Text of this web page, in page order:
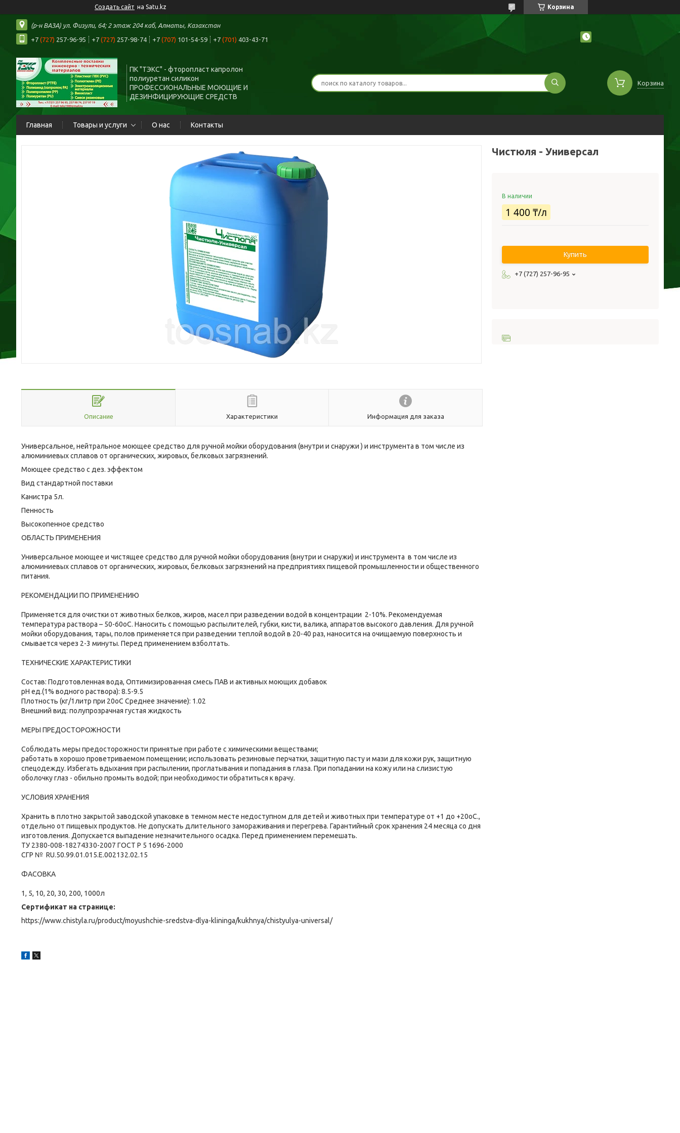
Создать сайт на Satu.kz Корзина
(р-н ВАЗА) ул. Физули, 64; 2 этаж 204 каб, Алматы, Казахстан
+7 (727) 257-96-95 +7 (727) 257-98-74 +7 (707) 101-54-59 +7 (701) 403-43-71
ПК "ТЭКС" - фторопласт капролон
полиуретан силикон
ПРОФЕССИОНАЛЬНЫЕ МОЮЩИЕ И
ДЕЗИНФИЦИРУЮЩИЕ СРЕДСТВ
Корзина
Главная Товары и услуги О нас Контакты
Описание Характеристики Информация для заказа
Универсальное, нейтральное моющее средство для ручной мойки оборудования (внутри и снаружи ) и инструмента в том числе из
алюминиевых сплавов от органических, жировых, белковых загрязнений.
Моющее средство с дез. эффектом
Вид стандартной поставки
Канистра 5л.
Пенность
Высокопенное средство
ОБЛАСТЬ ПРИМЕНЕНИЯ
Универсальное моющее и чистящее средство для ручной мойки оборудования (внутри и снаружи) и инструмента в том числе из
алюминиевых сплавов от органических, жировых, белковых загрязнений на предприятиях пищевой промышленности и общественного
питания.
РЕКОМЕНДАЦИИ ПО ПРИМЕНЕНИЮ
Применяется для очистки от животных белков, жиров, масел при разведении водой в концентрации 2-10%. Рекомендуемая
температура раствора – 50-60оС. Наносить с помощью распылителей, губки, кисти, валика, аппаратов высокого давления. Для ручной
мойки оборудования, тары, полов применяется при разведении теплой водой в 20-40 раз, наносится на очищаемую поверхность и
смывается через 2-3 минуты. Перед применением взболтать.
ТЕХНИЧЕСКИЕ ХАРАКТЕРИСТИКИ
Состав: Подготовленная вода, Оптимизированная смесь ПАВ и активных моющих добавок
рН ед.(1% водного раствора): 8.5-9.5
Плотность (кг/1литр при 20оС Среднее значение): 1.02
Внешний вид: полупрозрачная густая жидкость
МЕРЫ ПРЕДОСТОРОЖНОСТИ
Соблюдать меры предосторожности принятые при работе с химическими веществами;
работать в хорошо проветриваемом помещении; использовать резиновые перчатки, защитную пасту и мази для кожи рук, защитную
спецодежду. Избегать вдыхания при распылении, проглатывания и попадания в глаза. При попадании на кожу или на слизистую
оболочку глаз - обильно промыть водой; при необходимости обратиться к врачу.
УСЛОВИЯ ХРАНЕНИЯ
Хранить в плотно закрытой заводской упаковке в темном месте недоступном для детей и животных при температуре от +1 до +20оС.,
отдельно от пищевых продуктов. Не допускать длительного замораживания и перегрева. Гарантийный срок хранения 24 месяца со дня
изготовления. Допускается выпадение незначительного осадка. Перед применением перемешать.
ТУ 2380-008-18274330-2007 ГОСТ Р 5 1696-2000
СГР № RU.50.99.01.015.E.002132.02.15
ФАСОВКА
1, 5, 10, 20, 30, 200, 1000л
Сертификат на странице:
https://www.chistyla.ru/product/moyushchie-sredstva-dlya-klininga/kukhnya/chistyulya-universal/
Чистюля - Универсал
В наличии
1 400 ₸/л
Купить
+7 (727) 257-96-95